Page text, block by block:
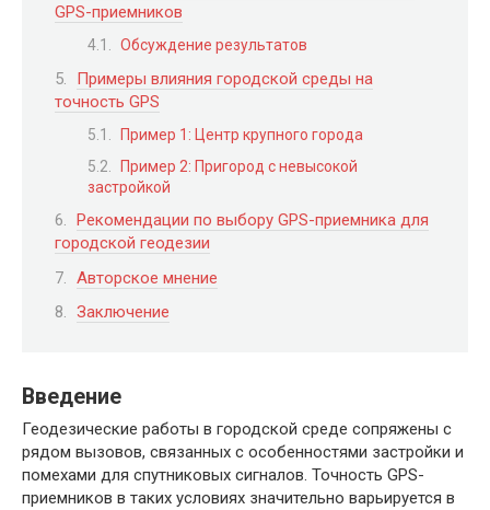
GPS-приемников
Обсуждение результатов
Примеры влияния городской среды на
точность GPS
Пример 1: Центр крупного города
Пример 2: Пригород с невысокой
застройкой
Рекомендации по выбору GPS-приемника для
городской геодезии
Авторское мнение
Заключение
Введение
Геодезические работы в городской среде сопряжены с
рядом вызовов, связанных с особенностями застройки и
помехами для спутниковых сигналов. Точность GPS-
приемников в таких условиях значительно варьируется в